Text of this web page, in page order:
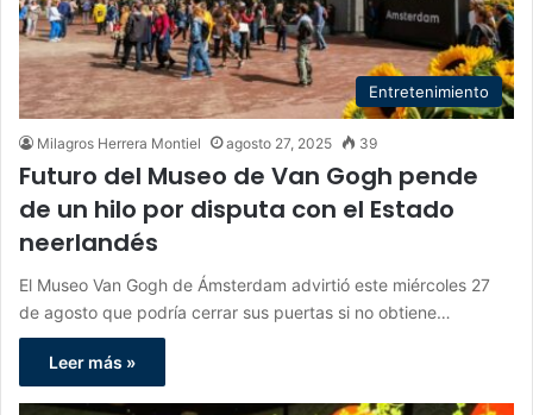
Entretenimiento
Milagros Herrera Montiel agosto 27, 2025 39
Futuro del Museo de Van Gogh pende
de un hilo por disputa con el Estado
neerlandés
El Museo Van Gogh de Ámsterdam advirtió este miércoles 27
de agosto que podría cerrar sus puertas si no obtiene…
Leer más »